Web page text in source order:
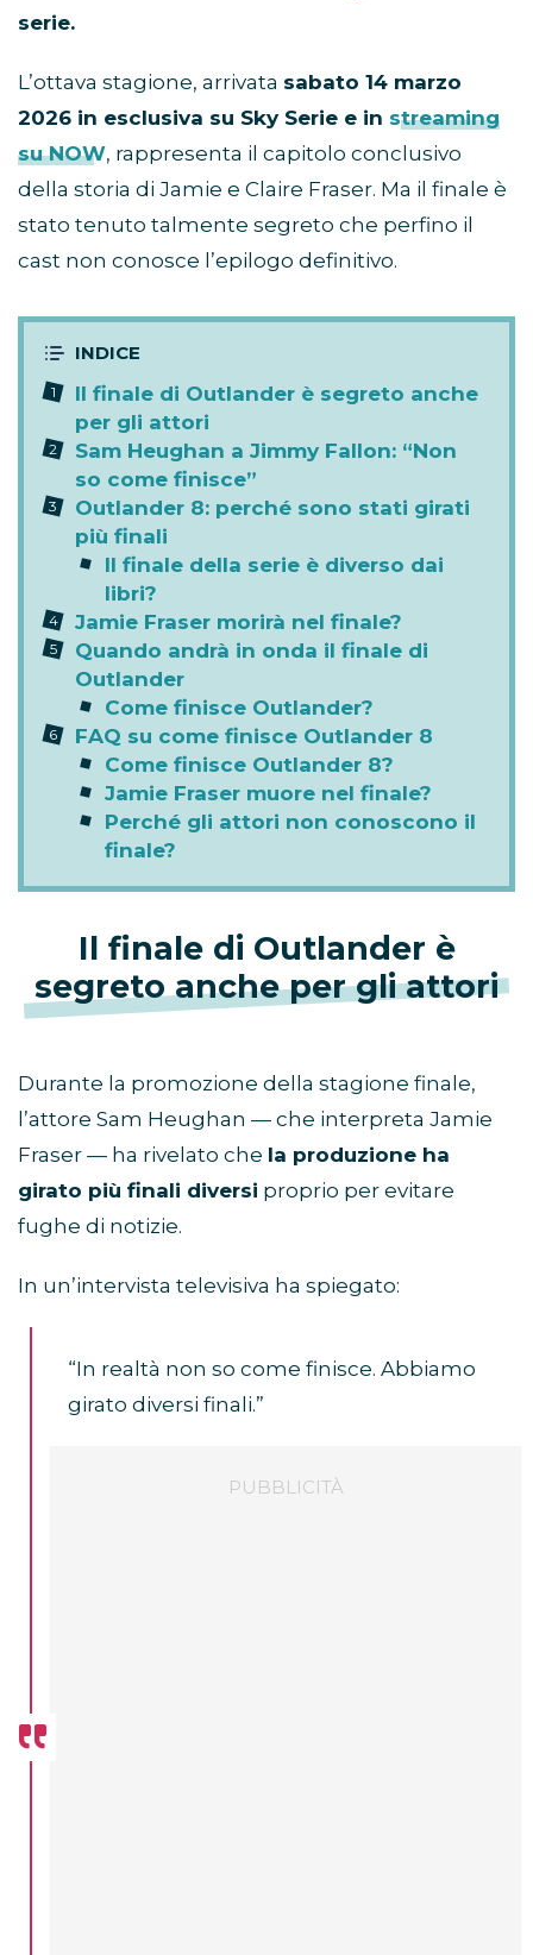
serie.
L’ottava stagione, arrivata sabato 14 marzo
2026 in esclusiva su Sky Serie e in streaming
su NOW, rappresenta il capitolo conclusivo
della storia di Jamie e Claire Fraser. Ma il finale è
stato tenuto talmente segreto che perfino il
cast non conosce l’epilogo definitivo.
Il finale di Outlander è segreto anche
per gli attori
Sam Heughan a Jimmy Fallon: “Non
so come finisce”
Outlander 8: perché sono stati girati
più finali
Il finale della serie è diverso dai
libri?
Jamie Fraser morirà nel finale?
Quando andrà in onda il finale di
Outlander
Come finisce Outlander?
FAQ su come finisce Outlander 8
Come finisce Outlander 8?
Jamie Fraser muore nel finale?
Perché gli attori non conoscono il
finale?
Il finale di Outlander è
segreto anche per gli attori
Durante la promozione della stagione finale,
l’attore Sam Heughan — che interpreta Jamie
Fraser — ha rivelato che la produzione ha
girato più finali diversi proprio per evitare
fughe di notizie.
In un’intervista televisiva ha spiegato:
“In realtà non so come finisce. Abbiamo
girato diversi finali.”